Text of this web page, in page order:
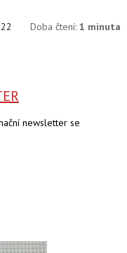
Doba čtení:1 minuta
newsletter se